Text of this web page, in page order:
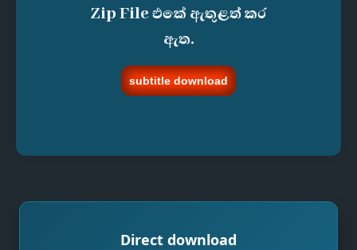
Zip File එකේ ඇතුළත් කර
ඇත.
subtitle download
Direct download